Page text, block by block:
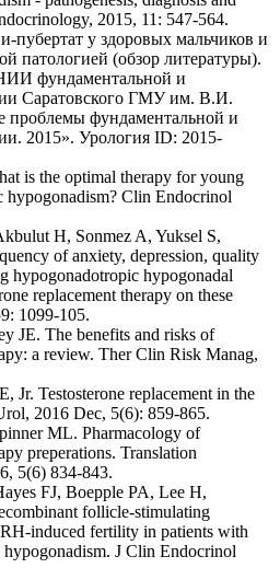
2015, 11: 547-564.
у здоровых мальчиков и
патологией (обзор литературы).
фундаментальной и
Саратовского ГМУ им. В.И.
проблемы фундаментальной и
2015». Урология ID: 2015-
is the optimal therapy for young
hypogonadism? Clin Endocrinol
H, Sonmez A, Yuksel S,
of anxiety, depression, quality
hypogonadotropic hypogonadal
replacement therapy on these
1099-105.
JE. The benefits and risks of
a review. Ther Clin Risk Manag,
Jr. Testosterone replacement in the
2016 Dec, 5(6): 859-865.
ML. Pharmacology of
preperations. Translation
5(6) 834-843.
FJ, Boepple PA, Lee H,
follicle-stimulating
induced fertility in patients with
J Clin Endocrinol